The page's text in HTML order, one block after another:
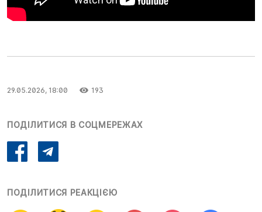
29.05.2026, 18:00 193
ПОДІЛИТИСЯ В СОЦМЕРЕЖАХ
ПОДІЛИТИСЯ РЕАКЦІЄЮ